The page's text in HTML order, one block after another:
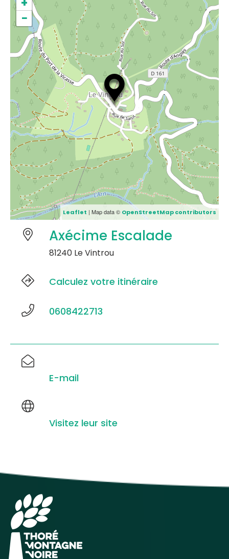
−
Leaflet | Map data © OpenStreetMap contributors
Axécime Escalade
81240 Le Vintrou
Calculez votre itinéraire
0608422713
E-mail
Visitez leur site